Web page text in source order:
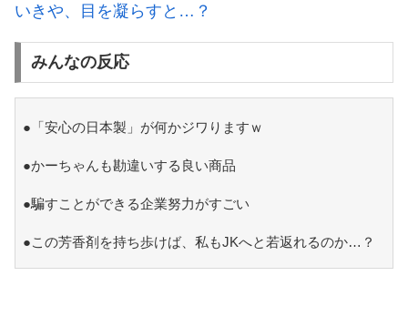
いきや、目を凝らすと…？
みんなの反応
●「安心の日本製」が何かジワりますｗ
●かーちゃんも勘違いする良い商品
●騙すことができる企業努力がすごい
●この芳香剤を持ち歩けば、私もJKへと若返れるのか…？